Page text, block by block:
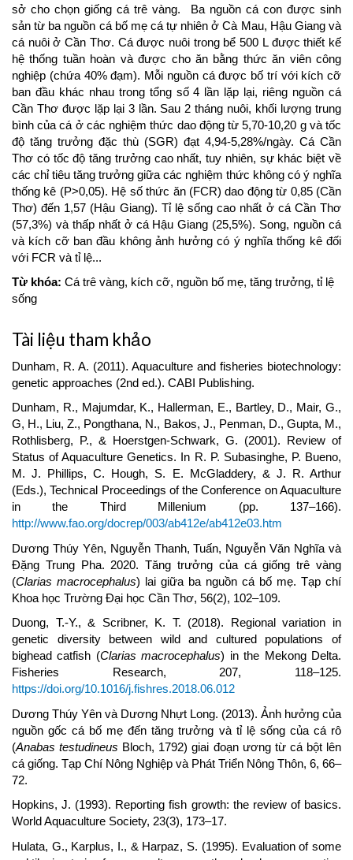
sở cho chọn giống cá trê vàng. Ba nguồn cá con được sinh
sản từ ba nguồn cá bố mẹ cá tự nhiên ở Cà Mau, Hậu Giang và
cá nuôi ở Cần Thơ. Cá được nuôi trong bể 500 L được thiết kế
hệ thống tuần hoàn và được cho ăn bằng thức ăn viên công
nghiệp (chứa 40% đạm). Mỗi nguồn cá được bố trí với kích cỡ
ban đầu khác nhau trong tổng số 4 lần lặp lại, riêng nguồn cá
Cần Thơ được lặp lại 3 lần. Sau 2 tháng nuôi, khối lượng trung
bình của cá ở các nghiệm thức dao động từ 5,70-10,20 g và tốc
độ tăng trưởng đặc thù (SGR) đạt 4,94-5,28%/ngày. Cá Cần
Thơ có tốc độ tăng trưởng cao nhất, tuy nhiên, sự khác biệt về
các chỉ tiêu tăng trưởng giữa các nghiệm thức không có ý nghĩa
thống kê (P>0,05). Hệ số thức ăn (FCR) dao động từ 0,85 (Cần
Thơ) đến 1,57 (Hậu Giang). Tỉ lệ sống cao nhất ở cá Cần Thơ
(57,3%) và thấp nhất ở cá Hậu Giang (25,5%). Song, nguồn cá
và kích cỡ ban đầu không ảnh hưởng có ý nghĩa thống kê đối
với FCR và tỉ lệ...
Từ khóa: Cá trê vàng, kích cỡ, nguồn bố mẹ, tăng trưởng, tỉ lệ
sống
Article
Details
Tài liệu tham khảo
Dunham, R. A. (2011). Aquaculture and fisheries biotechnology:
genetic approaches (2nd ed.). CABI Publishing.
Dunham, R., Majumdar, K., Hallerman, E., Bartley, D., Mair, G.,
G, H., Liu, Z., Pongthana, N., Bakos, J., Penman, D., Gupta, M.,
Rothlisberg, P., & Hoerstgen-Schwark, G. (2001). Review of
Status of Aquaculture Genetics. In R. P. Subasinghe, P. Bueno,
M. J. Phillips, C. Hough, S. E. McGladdery, & J. R. Arthur
(Eds.), Technical Proceedings of the Conference on Aquaculture
in the Third Millenium (pp. 137–166).
http://www.fao.org/docrep/003/ab412e/ab412e03.htm
Dương Thúy Yên, Nguyễn Thanh, Tuấn, Nguyễn Văn Nghĩa và
Đặng Trung Pha. 2020. Tăng trưởng của cá giống trê vàng
(Clarias macrocephalus) lai giữa ba nguồn cá bố mẹ. Tạp chí
Khoa học Trường Đại học Cần Thơ, 56(2), 102–109.
Duong, T.-Y., & Scribner, K. T. (2018). Regional variation in
genetic diversity between wild and cultured populations of
bighead catfish (Clarias macrocephalus) in the Mekong Delta.
Fisheries Research, 207, 118–125.
https://doi.org/10.1016/j.fishres.2018.06.012
Dương Thúy Yên và Dương Nhựt Long. (2013). Ảnh hưởng của
nguồn gốc cá bố mẹ đến tăng trưởng và tỉ lệ sống của cá rô
(Anabas testudineus Bloch, 1792) giai đoạn ương từ cá bột lên
cá giống. Tạp Chí Nông Nghiệp và Phát Triển Nông Thôn, 6, 66–
72.
Hopkins, J. (1993). Reporting fish growth: the review of basics.
World Aquaculture Society, 23(3), 173–17.
Hulata, G., Karplus, I., & Harpaz, S. (1995). Evaluation of some